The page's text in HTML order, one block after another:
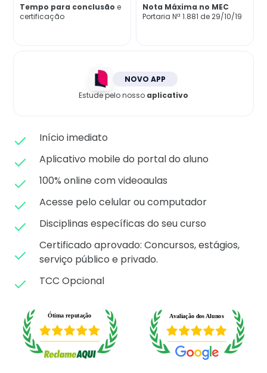
Preço
Tempo para conclusão e
certificação
Nota Máxima no MEC
Portaria Nª 1.881 de 29/10/19
NOVO APP
Estude pelo nosso aplicativo
Início imediato
Aplicativo mobile do portal do aluno
100% online com videoaulas
Acesse pelo celular ou computador
Disciplinas específicas do seu curso
Certificado aprovado: Concursos, estágios,
serviço público e privado.
TCC Opcional